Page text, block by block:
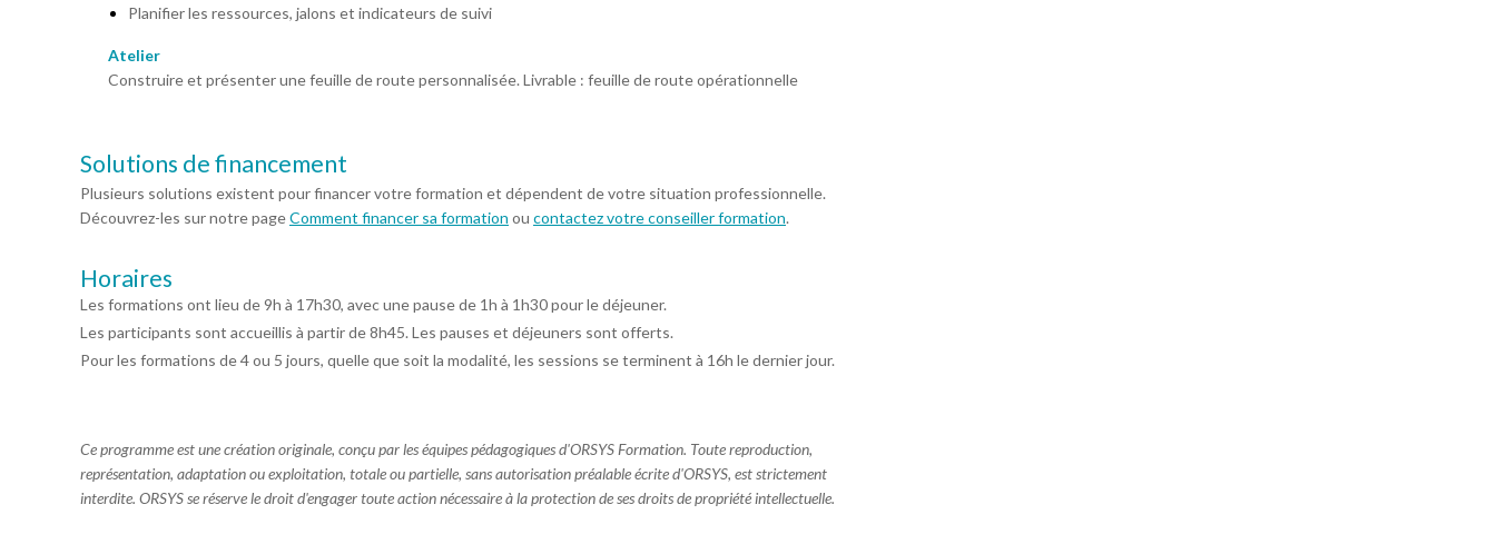
Planifier les ressources, jalons et indicateurs de suivi
Atelier
Construire et présenter une feuille de route personnalisée. Livrable : feuille de route opérationnelle
Solutions de financement
Plusieurs solutions existent pour financer votre formation et dépendent de votre situation professionnelle.
Découvrez-les sur notre pageComment financer sa formation ou contactez votre conseiller formation.
Horaires
Les formations ont lieu de 9h à 17h30, avec une pause de 1h à 1h30 pour le déjeuner.
Les participants sont accueillis à partir de 8h45. Les pauses et déjeuners sont offerts.
Pour les formations de 4 ou 5 jours, quelle que soit la modalité, les sessions se terminent à 16h le dernier jour.
Ce programme est une création originale, conçu par les équipes pédagogiques d'ORSYS Formation. Toute reproduction,
représentation, adaptation ou exploitation, totale ou partielle, sans autorisation préalable écrite d'ORSYS, est strictement
interdite. ORSYS se réserve le droit d'engager toute action nécessaire à la protection de ses droits de propriété intellectuelle.